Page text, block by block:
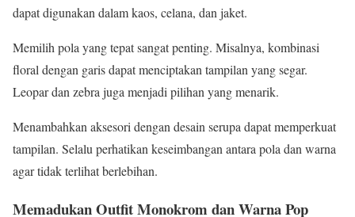
dapat digunakan dalam kaos, celana, dan jaket.
Memilih pola yang tepat sangat penting. Misalnya, kombinasi
floral dengan garis dapat menciptakan tampilan yang segar.
Leopar dan zebra juga menjadi pilihan yang menarik.
Menambahkan aksesori dengan desain serupa dapat memperkuat
tampilan. Selalu perhatikan keseimbangan antara pola dan warna
agar tidak terlihat berlebihan.
Memadukan Outfit Monokrom dan Warna Pop